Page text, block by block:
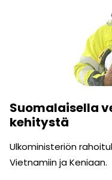
Suomalaisella
kehitystä
Ulkoministeriön
Vietnamiin ja Keniaan.